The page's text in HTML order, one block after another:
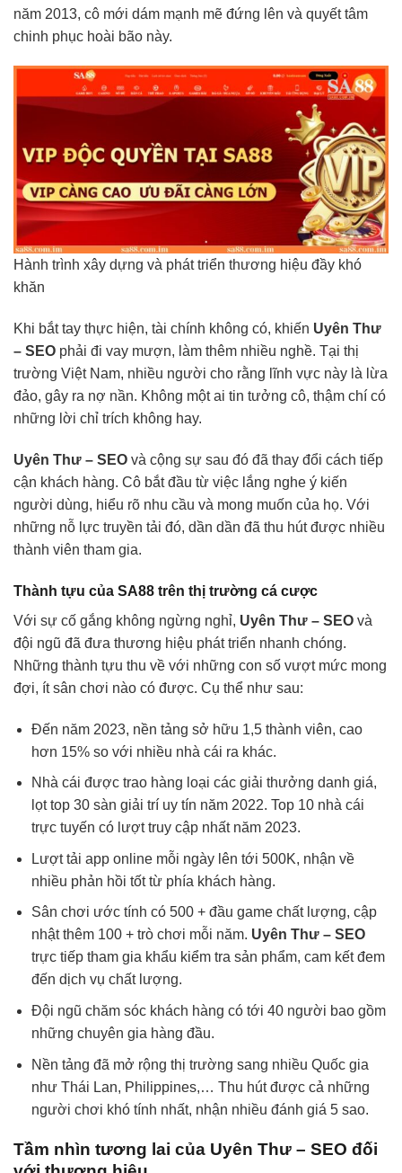
năm 2013, cô mới dám mạnh mẽ đứng lên và quyết tâm
chinh phục hoài bão này.
Hành trình xây dựng và phát triển thương hiệu đầy khó
khăn
Khi bắt tay thực hiện, tài chính không có, khiến Uyên Thư
– SEO phải đi vay mượn, làm thêm nhiều nghề. Tại thị
trường Việt Nam, nhiều người cho rằng lĩnh vực này là lừa
đảo, gây ra nợ nần. Không một ai tin tưởng cô, thậm chí có
những lời chỉ trích không hay.
Uyên Thư – SEO và cộng sự sau đó đã thay đổi cách tiếp
cận khách hàng. Cô bắt đầu từ việc lắng nghe ý kiến
người dùng, hiểu rõ nhu cầu và mong muốn của họ. Với
những nỗ lực truyền tải đó, dần dần đã thu hút được nhiều
thành viên tham gia.
Thành tựu của SA88 trên thị trường cá cược
Với sự cố gắng không ngừng nghỉ, Uyên Thư – SEO và
đội ngũ đã đưa thương hiệu phát triển nhanh chóng.
Những thành tựu thu về với những con số vượt mức mong
đợi, ít sân chơi nào có được. Cụ thể như sau:
Đến năm 2023, nền tảng sở hữu 1,5 thành viên, cao
hơn 15% so với nhiều nhà cái ra khác.
Nhà cái được trao hàng loại các giải thưởng danh giá,
lọt top 30 sàn giải trí uy tín năm 2022. Top 10 nhà cái
trực tuyến có lượt truy cập nhất năm 2023.
Lượt tải app online mỗi ngày lên tới 500K, nhận về
nhiều phản hồi tốt từ phía khách hàng.
Sân chơi ước tính có 500 + đầu game chất lượng, cập
nhật thêm 100 + trò chơi mỗi năm. Uyên Thư – SEO
trực tiếp tham gia khẩu kiểm tra sản phẩm, cam kết đem
đến dịch vụ chất lượng.
Đội ngũ chăm sóc khách hàng có tới 40 người bao gồm
những chuyên gia hàng đầu.
Nền tảng đã mở rộng thị trường sang nhiều Quốc gia
như Thái Lan, Philippines,… Thu hút được cả những
người chơi khó tính nhất, nhận nhiều đánh giá 5 sao.
Tầm nhìn tương lai của Uyên Thư – SEO đối